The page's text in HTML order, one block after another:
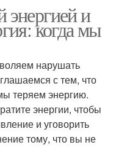
энергией и
когда мы
нарушать
с тем, что
теряем энергию.
энергии, чтобы
и уговорить
тому, что вы не